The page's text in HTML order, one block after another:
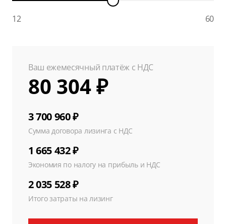
12 60
Ваш ежемесячный платёж с НДС
80 304 ₽
3 700 960 ₽
Сумма договора лизинга с НДС
1 665 432 ₽
Экономия по налогу на прибыль и НДС
2 035 528 ₽
Итого затраты на лизинг